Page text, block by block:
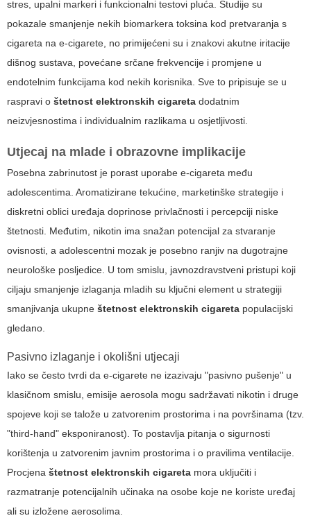
stres, upalni markeri i funkcionalni testovi pluća. Studije su
pokazale smanjenje nekih biomarkera toksina kod pretvaranja s
cigareta na e-cigarete, no primijećeni su i znakovi akutne iritacije
dišnog sustava, povećane srčane frekvencije i promjene u
endotelnim funkcijama kod nekih korisnika. Sve to pripisuje se u
raspravi o štetnost elektronskih cigareta dodatnim
neizvjesnostima i individualnim razlikama u osjetljivosti.
Utjecaj na mlade i obrazovne implikacije
Posebna zabrinutost je porast uporabe e-cigareta među
adolescentima. Aromatizirane tekućine, marketinške strategije i
diskretni oblici uređaja doprinose privlačnosti i percepciji niske
štetnosti. Međutim, nikotin ima snažan potencijal za stvaranje
ovisnosti, a adolescentni mozak je posebno ranjiv na dugotrajne
neurološke posljedice. U tom smislu, javnozdravstveni pristupi koji
ciljaju smanjenje izlaganja mladih su ključni element u strategiji
smanjivanja ukupne štetnost elektronskih cigareta populacijski
gledano.
Pasivno izlaganje i okolišni utjecaji
Iako se često tvrdi da e-cigarete ne izazivaju "pasivno pušenje" u
klasičnom smislu, emisije aerosola mogu sadržavati nikotin i druge
spojeve koji se talože u zatvorenim prostorima i na površinama (tzv.
"third-hand" eksponiranost). To postavlja pitanja o sigurnosti
korištenja u zatvorenim javnim prostorima i o pravilima ventilacije.
Procjena štetnost elektronskih cigareta mora uključiti i
razmatranje potencijalnih učinaka na osobe koje ne koriste uređaj
ali su izložene aerosolima.